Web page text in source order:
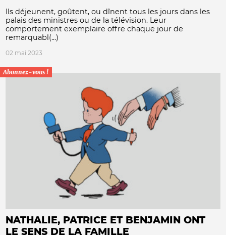
Ils déjeunent, goûtent, ou dînent tous les jours dans les
palais des ministres ou de la télévision. Leur
comportement exemplaire offre chaque jour de
remarquabl(...)
02 mai 2023
Abonnez-vous !
NATHALIE, PATRICE ET BENJAMIN ONT
LE SENS DE LA FAMILLE